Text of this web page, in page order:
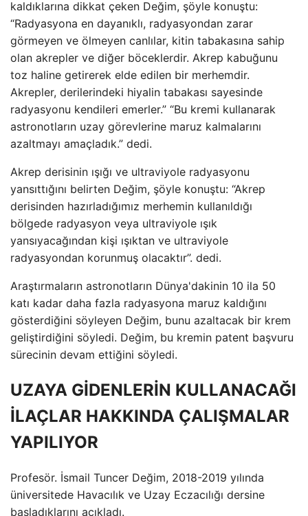
kaldıklarına dikkat çeken Değim, şöyle konuştu:
“Radyasyona en dayanıklı, radyasyondan zarar
görmeyen ve ölmeyen canlılar, kitin tabakasına sahip
olan akrepler ve diğer böceklerdir. Akrep kabuğunu
toz haline getirerek elde edilen bir merhemdir.
Akrepler, derilerindeki hiyalin tabakası sayesinde
radyasyonu kendileri emerler.” “Bu kremi kullanarak
astronotların uzay görevlerine maruz kalmalarını
azaltmayı amaçladık.” dedi.
Akrep derisinin ışığı ve ultraviyole radyasyonu
yansıttığını belirten Değim, şöyle konuştu: “Akrep
derisinden hazırladığımız merhemin kullanıldığı
bölgede radyasyon veya ultraviyole ışık
yansıyacağından kişi ışıktan ve ultraviyole
radyasyondan korunmuş olacaktır”. dedi.
Araştırmaların astronotların Dünya'dakinin 10 ila 50
katı kadar daha fazla radyasyona maruz kaldığını
gösterdiğini söyleyen Değim, bunu azaltacak bir krem ​​
geliştirdiğini söyledi. Değim, bu kremin patent başvuru
sürecinin devam ettiğini söyledi.
UZAYA GİDENLERİN KULLANACAĞI
İLAÇLAR HAKKINDA ÇALIŞMALAR
YAPILIYOR
Profesör. İsmail Tuncer Değim, 2018-2019 yılında
üniversitede Havacılık ve Uzay Eczacılığı dersine
başladıklarını açıkladı.